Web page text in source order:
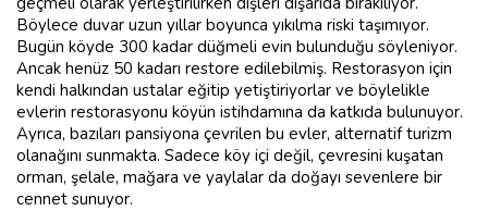
Böylece duvar uzun yıllar boyunca yıkılma riski taşımıyor.
Bugün köyde 300 kadar düğmeli evin bulunduğu söyleniyor.
Ancak henüz 50 kadarı restore edilebilmiş. Restorasyon için
kendi halkından ustalar eğitip yetiştiriyorlar ve böylelikle
evlerin restorasyonu köyün istihdamına da katkıda bulunuyor.
Ayrıca, bazıları pansiyona çevrilen bu evler, alternatif turizm
olanağını sunmakta. Sadece köy içi değil, çevresini kuşatan
orman, şelale, mağara ve yaylalar da doğayı sevenlere bir
cennet sunuyor.